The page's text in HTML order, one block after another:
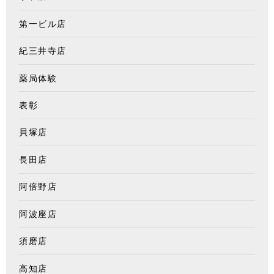
第一ビル店
紀三井寺店
薬局体験
表彰
貝塚店
長田店
阿倍野店
阿波座店
須磨店
高知店